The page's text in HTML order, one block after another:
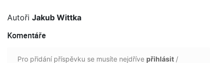
Autoři Jakub Wittka
Komentáře
Pro přidání příspěvku se musíte nejdříve přihlásit /